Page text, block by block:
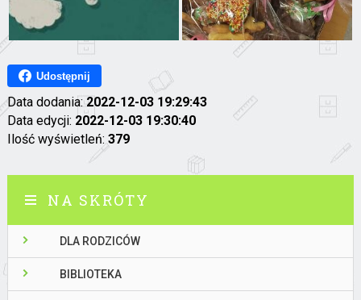
Udostępnij
Data dodania:2022-12-03 19:29:43
Data edycji: 2022-12-03 19:30:40
Ilość wyświetleń: 379
NA SKRÓTY
DLA RODZICÓW
BIBLIOTEKA